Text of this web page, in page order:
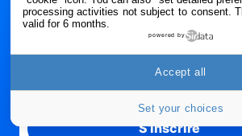
Smartphone APPLE iPhone
499,99€Boulanger
Samsung Galaxy A56 5G,
284,99€431,39€Cdiscount
Recevez les dernières news,
bons plans chaque semaine.
S’inscrire
processing activities not subject to consent.
valid for 6 months.
powered by
Set your choices
Accept all